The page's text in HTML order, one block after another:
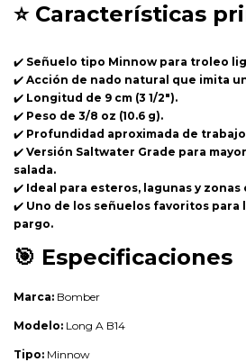
⭐ Características
✔️ Señuelo tipo Minnow para troleo
✔️ Acción de nado natural que imita
✔️ Longitud de 9 cm (3 1/2").
✔️ Peso de 3/8 oz (10.6 g).
✔️ Profundidad aproximada de
✔️ Versión Saltwater Grade para
salada.
✔️ Ideal para esteros, lagunas y zonas
✔️ Uno de los señuelos favoritos para
pargo.
🎯 Especificaciones
Marca: Bomber
Modelo: Long A B14
Tipo: Minnow